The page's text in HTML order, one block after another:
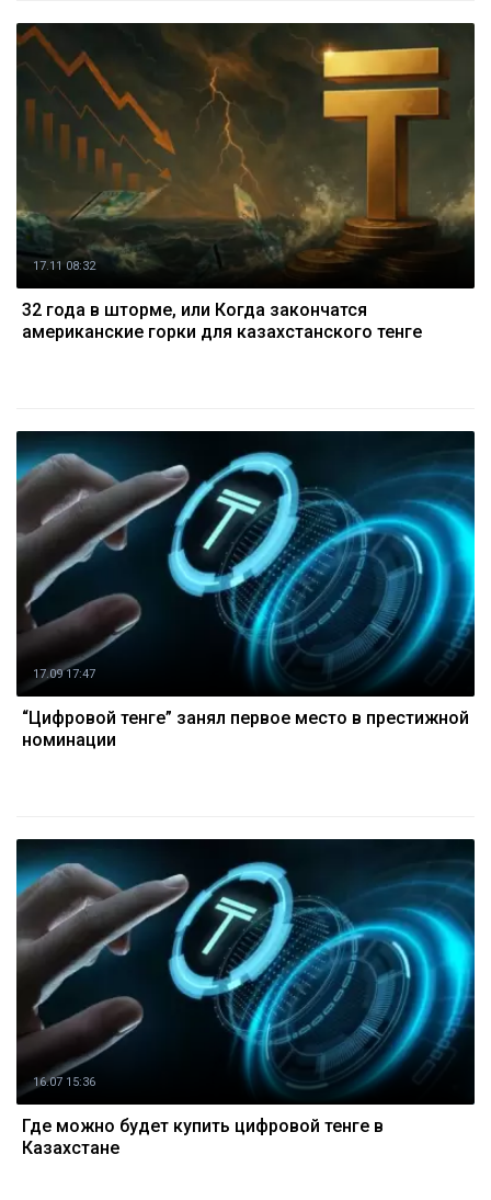
17.11 08:32
32 года в шторме, или Когда закончатся
американские горки для казахстанского тенге
17.09 17:47
“Цифровой тенге” занял первое место в престижной
номинации
16.07 15:36
Где можно будет купить цифровой тенге в
Казахстане